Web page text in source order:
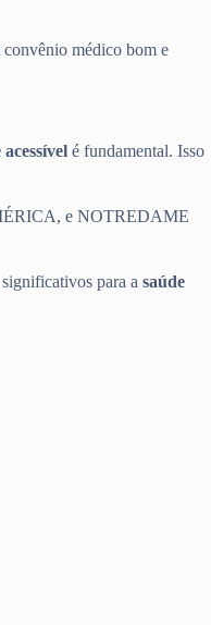
convênio médico bom e
é fundamental. Isso
e NOTREDAME
para a saúde